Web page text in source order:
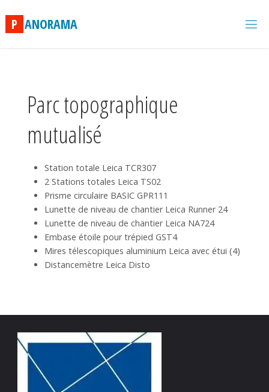
content
P ANORAMA
Parc topographique
mutualisé
Station totale Leica TCR307
2 Stations totales Leica TS02
Prisme circulaire BASIC GPR111
Lunette de niveau de chantier Leica Runner 24
Lunette de niveau de chantier Leica NA724
Embase étoile pour trépied GST4
Mires télescopiques aluminium Leica avec étui (4)
Distancemètre Leica Disto